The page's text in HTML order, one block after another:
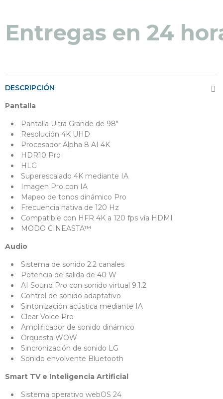
Entregas en 48 a
DESCRIPCIÓN
Pantalla
Pantalla Ultra Grande de 98"
Resolución 4K UHD
Procesador Alpha 8 AI 4K
HDR10 Pro
HLG
Superescalado 4K mediante IA
Imagen Pro con IA
Mapeo de tonos dinámico Pro
Frecuencia nativa de 120 Hz
Compatible con HFR 4K a 120 fps vía HDMI
MODO CINEASTA™
Audio
Sistema de sonido 2.2 canales
Potencia de salida de 40 W
AI Sound Pro con sonido virtual 9.1.2
Control de sonido adaptativo
Sintonización acústica mediante IA
Clear Voice Pro
Amplificador de sonido dinámico
Orquesta WOW
Sincronización de sonido LG
Sonido envolvente Bluetooth
Smart TV e Inteligencia Artificial
Sistema operativo webOS 24